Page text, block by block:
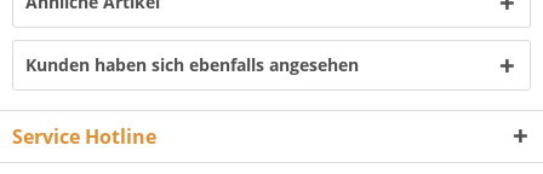
Kunden haben sich ebenfalls angesehen
Service Hotline